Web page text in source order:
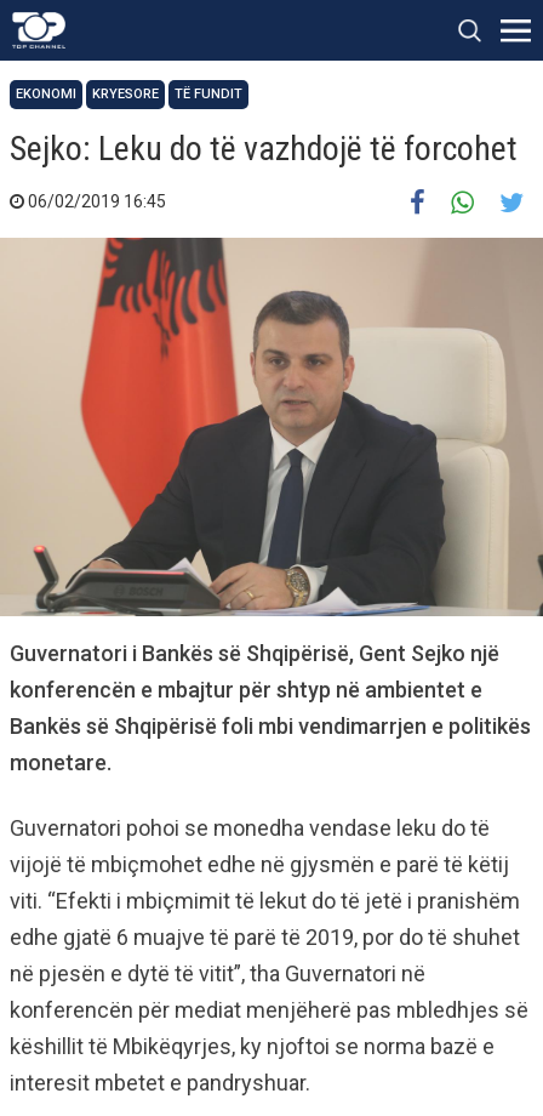
EKONOMI KRYESORE TË FUNDIT
Sejko: Leku do të vazhdojë të forcohet
06/02/2019 16:45
Guvernatori i Bankës së Shqipërisë, Gent Sejko një
konferencën e mbajtur për shtyp në ambientet e
Bankës së Shqipërisë foli mbi vendimarrjen e politikës
monetare.
Guvernatori pohoi se monedha vendase leku do të
vijojë të mbiçmohet edhe në gjysmën e parë të këtij
viti. “Efekti i mbiçmimit të lekut do të jetë i pranishëm
edhe gjatë 6 muajve të parë të 2019, por do të shuhet
në pjesën e dytë të vitit”, tha Guvernatori në
konferencën për mediat menjëherë pas mbledhjes së
këshillit të Mbikëqyrjes, ky njoftoi se norma bazë e
interesit mbetet e pandryshuar.